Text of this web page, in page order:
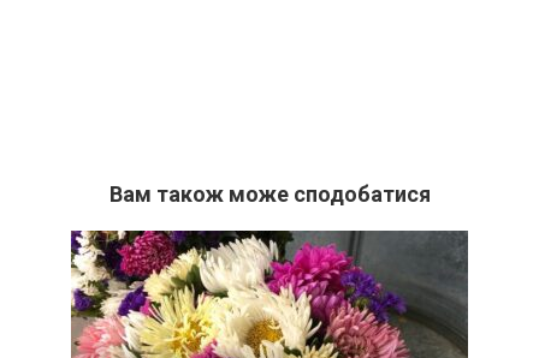
Вам також може сподобатися